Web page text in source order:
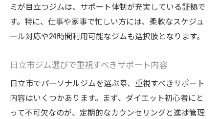
ミが目立つジムは、サポート体制が充実している証拠で
す。特に、仕事や家事で忙しい方には、柔軟なスケジュ
ール対応や24時間利用可能なジムも選択肢となります。
日立市ジム選びで重視すべきサポート内容
日立市でパーソナルジムを選ぶ際、重視すべきサポート
内容はいくつかあります。まず、ダイエット初心者にと
って不可欠なのが、定期的なカウンセリングと進捗管理